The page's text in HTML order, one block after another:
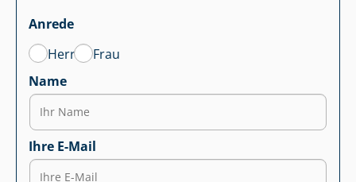
Anrede
Herr
Frau
Name
Ihre E-Mail